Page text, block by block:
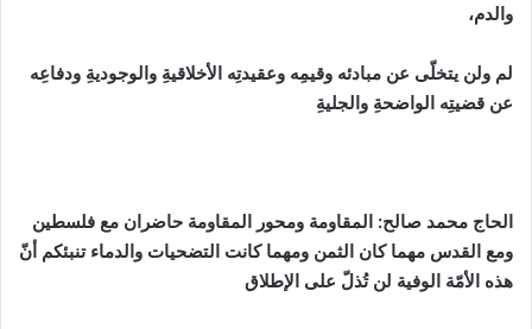
والدم،
لم ولن يتخلّى عن مبادئه وقيمِه وعقيدتِه الأخلاقيةِ والوجوديةِ ودفاعِه
عن قضيتِه الواضحةِ والجليةِ
الحاج محمد صالح: المقاومة ومحور المقاومة حاضران مع فلسطين
ومع القدس مهما كان الثمن ومهما كانت التضحيات والدماء تنبئكم أنّ
هذه الأمّة الوفية لن تُذلّ على الإطلاق